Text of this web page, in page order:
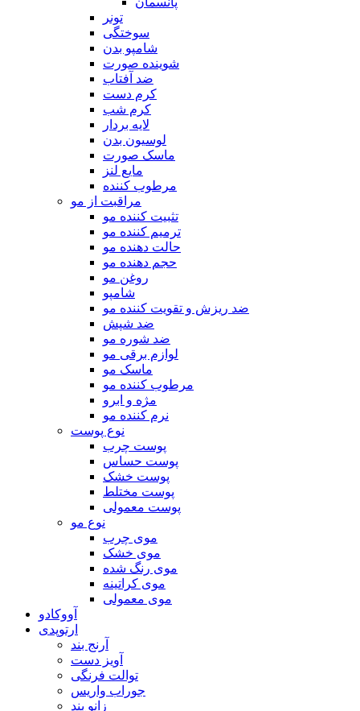
تونر
سوختگی
شامپو بدن
شوینده صورت
ضد آفتاب
کرم دست
کرم شب
لایه بردار
لوسیون بدن
ماسک صورت
مایع لنز
مرطوب کننده
مراقبت از مو
تثبیت کننده مو
ترمیم کننده مو
حالت دهنده مو
حجم دهنده مو
روغن مو
شامپو
ضد ریزش و تقویت کننده مو
ضد شپش
ضد شوره مو
لوازم برقی مو
ماسک مو
مرطوب کننده مو
مژه و ابرو
نرم کننده مو
نوع پوست
پوست چرب
پوست حساس
پوست خشک
پوست مختلط
پوست معمولی
نوع مو
موی چرب
موی خشک
موی رنگ شده
موی کراتینه
موی معمولی
آووکادو
ارتوپدی
آرنج بند
آویز دست
توالت فرنگی
جوراب واریس
زانو بند